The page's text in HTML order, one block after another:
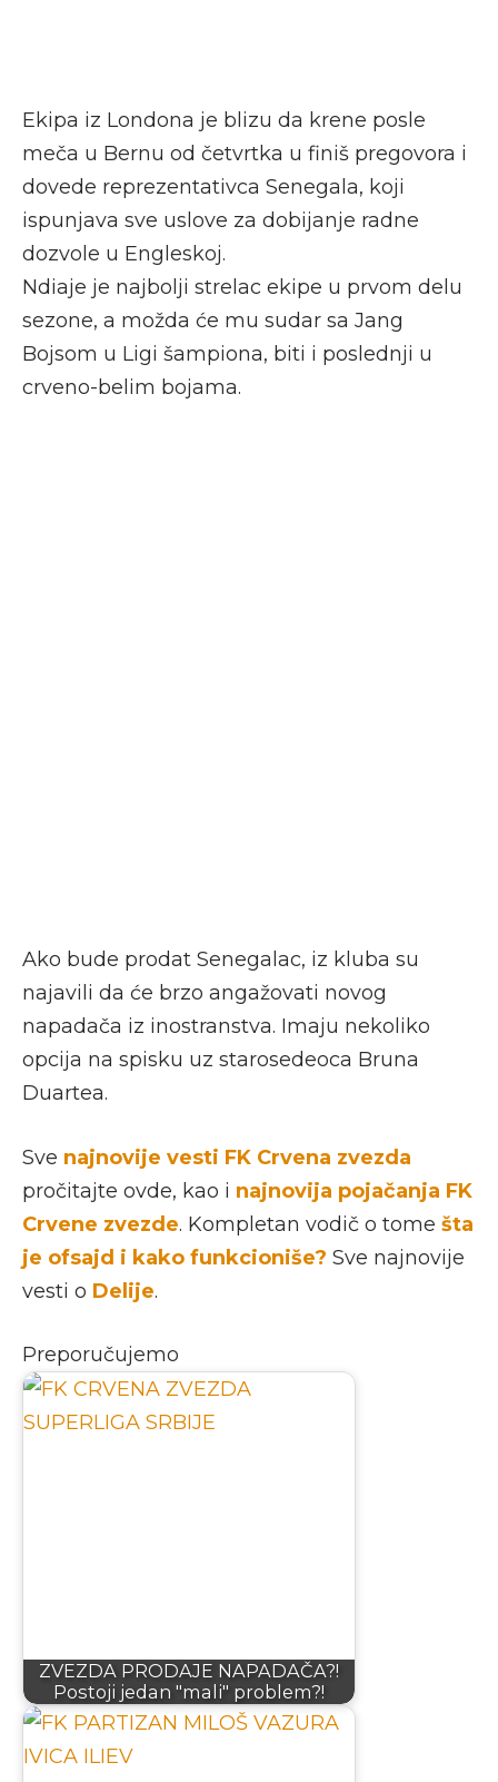
Ekipa iz Londona je blizu da krene posle
meča u Bernu od četvrtka u finiš pregovora i
dovede reprezentativca Senegala, koji
ispunjava sve uslove za dobijanje radne
dozvole u Engleskoj.
Ndiaje je najbolji strelac ekipe u prvom delu
sezone, a možda će mu sudar sa Jang
Bojsom u Ligi šampiona, biti i poslednji u
crveno-belim bojama.
Ako bude prodat Senegalac, iz kluba su
najavili da će brzo angažovati novog
napadača iz inostranstva. Imaju nekoliko
opcija na spisku uz starosedeoca Bruna
Duartea.
Sve najnovije vesti FK Crvena zvezda
pročitajte ovde, kao i najnovija pojačanja FK
Crvene zvezde. Kompletan vodič o tome šta
je ofsajd i kako funkcioniše? Sve najnovije
vesti o Delije.
Preporučujemo
ZVEZDA PRODAJE NAPADAČA?!
Postoji jedan "mali" problem?!